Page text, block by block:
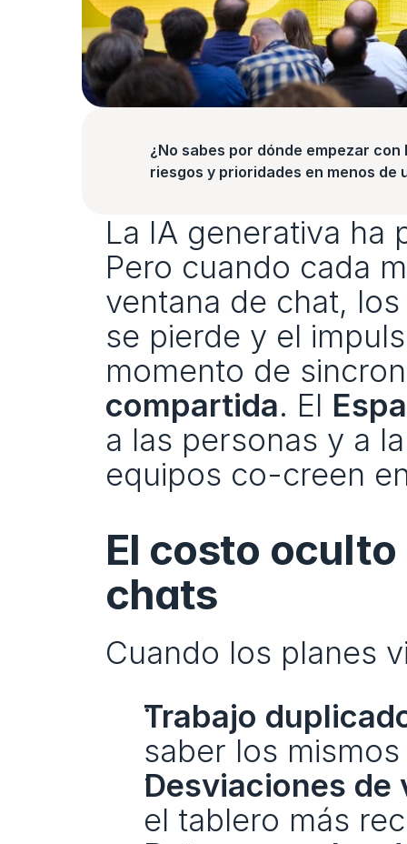
¿No sabes por dónde empezar
riesgos y prioridades en menos de
La IA generativa ha
Pero cuando cada
ventana de chat,
se pierde y el
momento de
compartida. El
a las personas y a
equipos co-creen
El costo
chats
Cuando los planes
Trabajo
saber los
Desviaciones de
el tablero más